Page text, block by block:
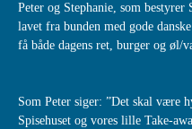
Peter og Stephanie, som
lavet fra bunden med gode
få både dagens ret, burger og øl/
Som Peter siger: ”Det skal være
Spisehuset og vores lille Take-